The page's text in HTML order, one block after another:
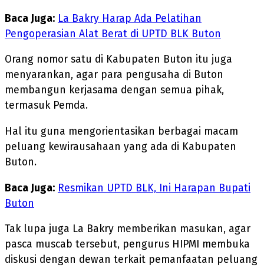
Baca Juga: La Bakry Harap Ada Pelatihan
Pengoperasian Alat Berat di UPTD BLK Buton
Orang nomor satu di Kabupaten Buton itu juga
menyarankan, agar para pengusaha di Buton
membangun kerjasama dengan semua pihak,
termasuk Pemda.
Hal itu guna mengorientasikan berbagai macam
peluang kewirausahaan yang ada di Kabupaten
Buton.
Baca Juga: Resmikan UPTD BLK, Ini Harapan Bupati
Buton
Tak lupa juga La Bakry memberikan masukan, agar
pasca muscab tersebut, pengurus HIPMI membuka
diskusi dengan dewan terkait pemanfaatan peluang